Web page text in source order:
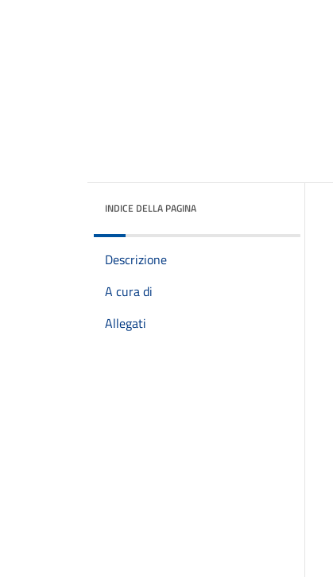
INDICE DELLA PAGINA
Descrizione
A cura di
Allegati